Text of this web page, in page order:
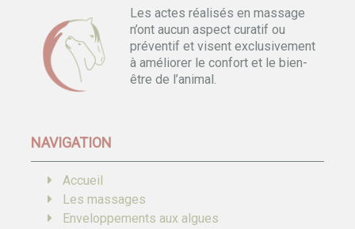
Les actes réalisés en massage
n’ont aucun aspect curatif ou
préventif et visent exclusivement
à améliorer le confort et le bien-
être de l’animal.
NAVIGATION
Accueil
Les massages
Enveloppements aux algues